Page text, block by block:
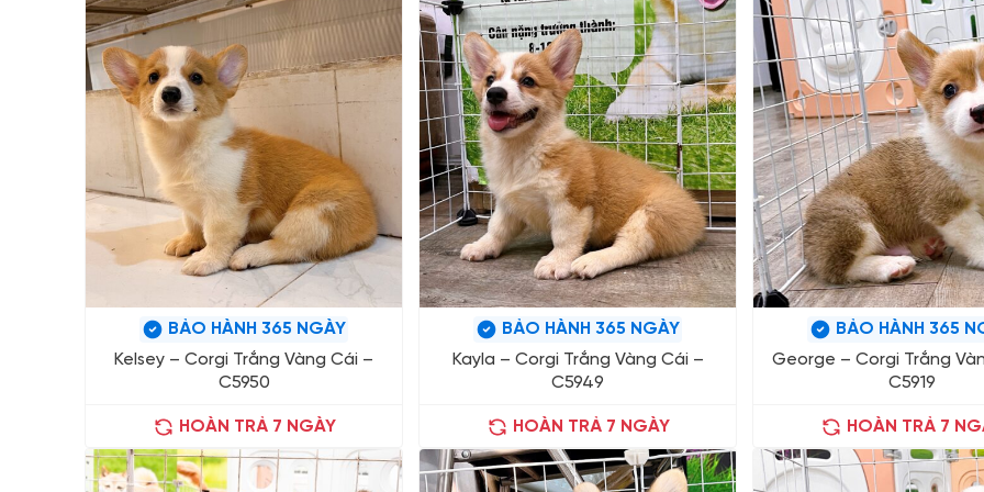
BẢO HÀNH 365 NGÀY
Kelsey – Corgi Trắng Vàng Cái –
C5950
HOÀN TRẢ 7 NGÀY
BẢO HÀNH 365 NGÀY
Kayla – Corgi Trắng Vàng Cái –
C5949
HOÀN TRẢ 7 NGÀY
BẢO HÀNH 365
George – Corgi Trắng
C5919
HOÀN TRẢ 7